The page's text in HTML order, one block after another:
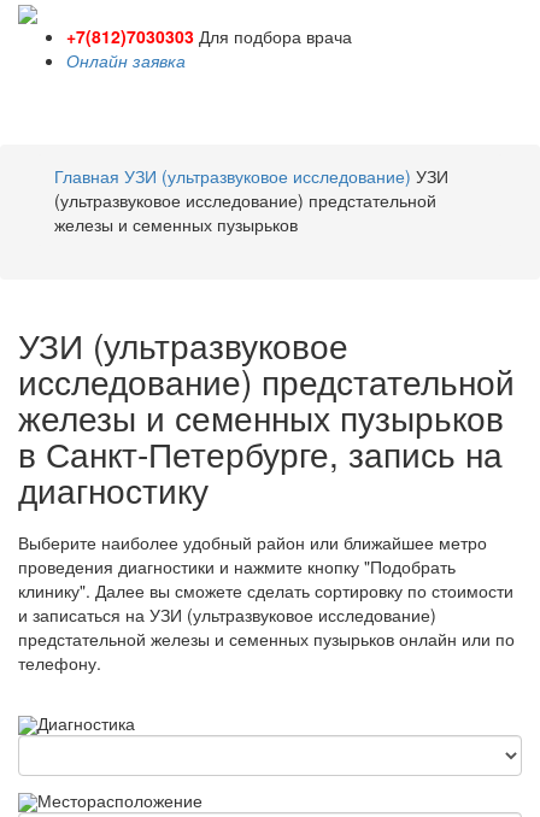
+7(812)7030303 Для подбора врача
Онлайн заявка
Главная УЗИ (ультразвуковое исследование) УЗИ
(ультразвуковое исследование) предстательной
железы и семенных пузырьков
УЗИ (ультразвуковое
исследование) предстательной
железы и семенных пузырьков
в Санкт-Петербурге, запись на
диагностику
Выберите наиболее удобный район или ближайшее метро
проведения диагностики и нажмите кнопку "Подобрать
клинику". Далее вы сможете сделать сортировку по стоимости
и записаться на УЗИ (ультразвуковое исследование)
предстательной железы и семенных пузырьков онлайн или по
телефону.
Диагностика
Месторасположение